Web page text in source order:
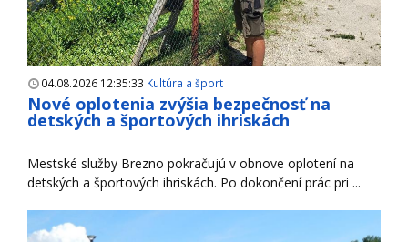
04.08.2026 12:35:33 Kultúra a šport
Nové oplotenia zvýšia bezpečnosť na
detských a športových ihriskách
Mestské služby Brezno pokračujú v obnove oplotení na
detských a športových ihriskách. Po dokončení prác pri ...